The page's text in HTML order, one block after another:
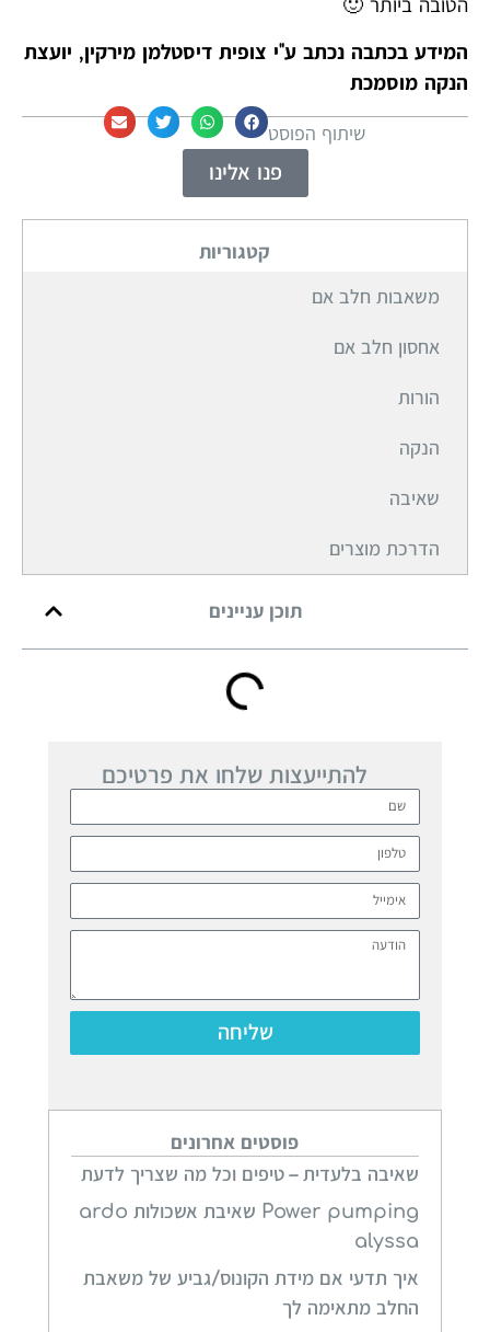
הטובה ביותר 🙂
המידע בכתבה נכתב ע"י צופית דיסטלמן מירקין, יועצת
הנקה מוסמכת
שיתוף הפוסט
פנו אלינו
קטגוריות​
משאבות חלב אם
אחסון חלב אם
הורות
הנקה
שאיבה
הדרכת מוצרים
תוכן עניינים
להתייעצות שלחו את פרטיכם
שליחה
פוסטים אחרונים
שאיבה בלעדית – טיפים וכל מה שצריך לדעת
Power pumping שאיבת אשכולות ardo
alyssa
איך תדעי אם מידת הקונוס/גביע של משאבת
החלב מתאימה לך